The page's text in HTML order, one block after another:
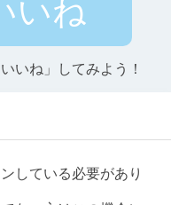
いね
いね」してみよう！
している必要があり